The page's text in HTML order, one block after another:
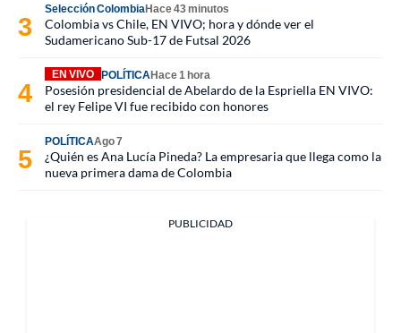
Selección ColombiaHace 43 minutos
Colombia vs Chile, EN VIVO; hora y dónde ver el
Sudamericano Sub-17 de Futsal 2026
EN VIVO POLÍTICAHace 1 hora
Posesión presidencial de Abelardo de la Espriella EN VIVO:
el rey Felipe VI fue recibido con honores
POLÍTICAAgo 7
¿Quién es Ana Lucía Pineda? La empresaria que llega como la
nueva primera dama de Colombia
PUBLICIDAD